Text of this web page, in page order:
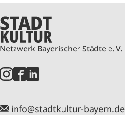
Netzwerk Bayerischer Städte e. V.
info@stadtkultur-bayern.de